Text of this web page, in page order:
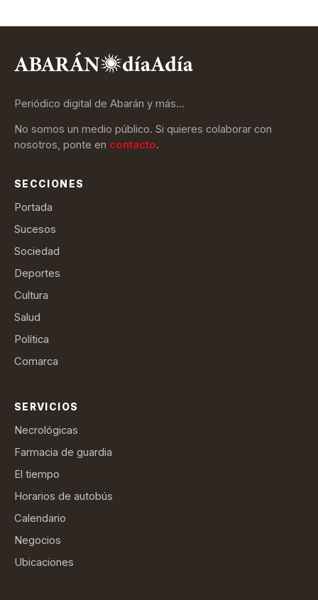
Periódico digital de Abarán y más…
No somos un medio público. Si quieres colaborar con
nosotros, ponte en contacto.
SECCIONES
Portada
Sucesos
Sociedad
Deportes
Cultura
Salud
Política
Comarca
SERVICIOS
Necrológicas
Farmacia de guardia
El tiempo
Horarios de autobús
Calendario
Negocios
Ubicaciones